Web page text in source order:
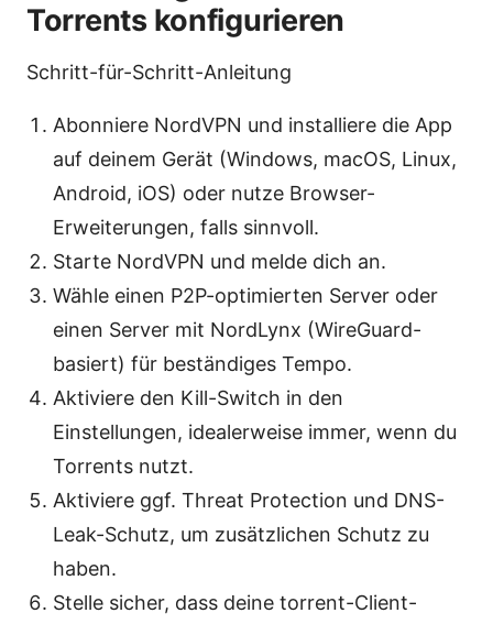
Torrents konfigurieren
Schritt-für-Schritt-Anleitung
Abonniere NordVPN und installiere die App
auf deinem Gerät (Windows, macOS, Linux,
Android, iOS) oder nutze Browser-
Erweiterungen, falls sinnvoll.
Starte NordVPN und melde dich an.
Wähle einen P2P-optimierten Server oder
einen Server mit NordLynx (WireGuard-
basiert) für beständiges Tempo.
Aktiviere den Kill-Switch in den
Einstellungen, idealerweise immer, wenn du
Torrents nutzt.
Aktiviere ggf. Threat Protection und DNS-
Leak-Schutz, um zusätzlichen Schutz zu
haben.
Stelle sicher, dass deine torrent-Client-